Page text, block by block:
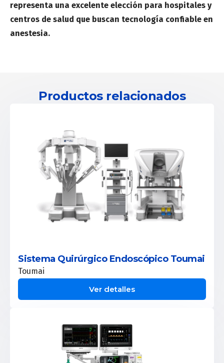
representa una excelente elección para hospitales y
centros de salud que buscan tecnología confiable en
anestesia.
Productos relacionados
Sistema Quirúrgico Endoscópico Toumai
Toumai
Ver detalles